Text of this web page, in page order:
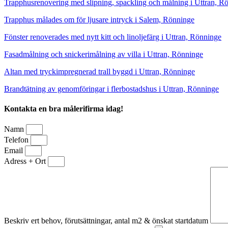
Trapphusrenovering med slipning, spackling och målning i Uttran,
Trapphus målades om för ljusare intryck i Salem, Rönninge
Fönster renoverades med nytt kitt och linoljefärg i Uttran, Rönninge
Fasadmålning och snickerimålning av villa i Uttran, Rönninge
Altan med tryckimpregnerad trall byggd i Uttran, Rönninge
Brandtätning av genomföringar i flerbostadshus i Uttran, Rönninge
Kontakta en bra målerifirma idag!
Namn
Telefon
Email
Adress + Ort
Beskriv ert behov, förutsättningar, antal m2 & önskat startdatum